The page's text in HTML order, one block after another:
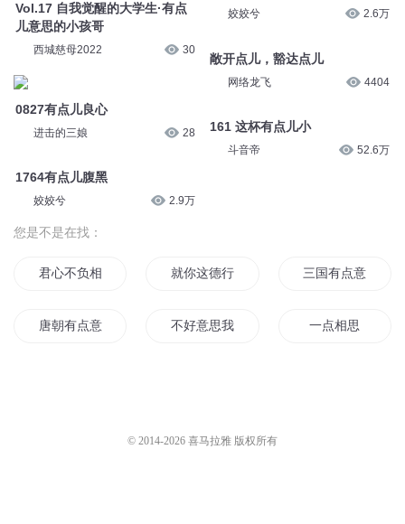
Vol.17 自我觉醒的大学生·有点
儿意思的小孩哥
西城慈母2022 30
0827有点儿良心
进击的三娘 28
1764有点儿腹黑
姣姣兮 2.9万
姣姣兮 2.6万
敞开点儿，豁达点儿
网络龙飞 4404
161 这杯有点儿小
斗音帝 52.6万
您是不是在找：
君心不负相思意 就你这德行你好意思说你是勇者
三国有点意思儿
唐朝有点意思 不好意思我想修仙 一点相思
© 2014-2026 喜马拉雅 版权所有